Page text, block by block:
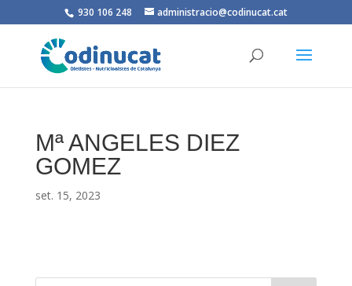
930 106 248 administracio@codinucat.cat
Mª ANGELES DIEZ
GOMEZ
set. 15, 2023